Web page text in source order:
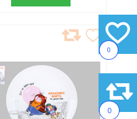
0
0
ИЗБРАННОЕ